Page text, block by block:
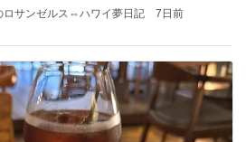
ロサンゼルス⇔ハワイ夢日記 7日前